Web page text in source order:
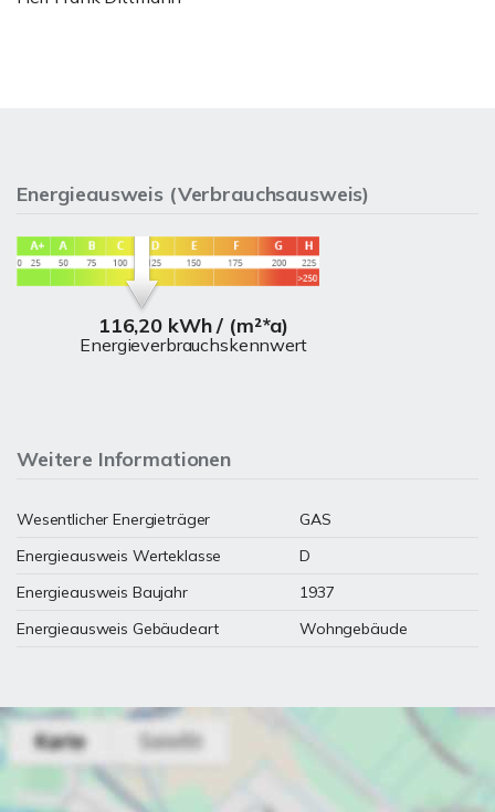
Energieausweis (Verbrauchsausweis)
116,20 kWh / (m²*a)
Energieverbrauchskennwert
Weitere Informationen
Wesentlicher Energieträger
GAS
Energieausweis Werteklasse
D
Energieausweis Baujahr
1937
Energieausweis Gebäudeart
Wohngebäude